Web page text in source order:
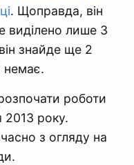
. Щоправда, він
виділено лише 3
знайде ще 2
немає.
роботи
2013 року.
з огляду на